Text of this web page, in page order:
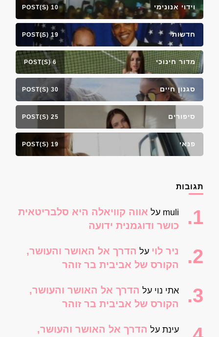
וידוי אנונימי 10 POST(S)
חדשות 19 POST(S)
מדור חינוכי 6 POST(S)
סגנון חיים 30 POST(S)
סיפורים 25 POST(S)
פנאי 19 POST(S)
תגובות
muli על אווה קוויאלה היא סלבריטאית
כושר ודוגמנית ידועה
ניר לוי על הדרך אל האושר והעושר,
הקורס של אביבית בר זוהר
אתי נוי על הדרך אל האושר והעושר,
הקורס של אביבית בר זוהר
עינת על הדרך אל האושר והעושר,